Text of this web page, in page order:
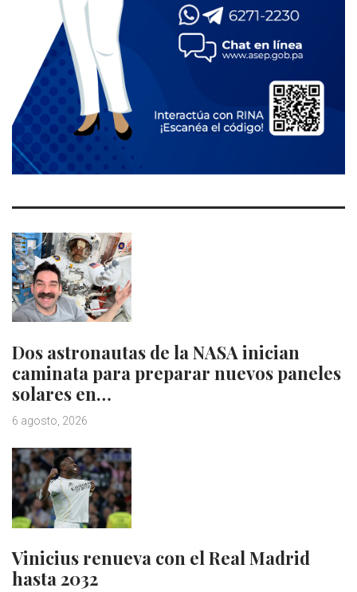
Dos astronautas de la NASA inician
caminata para preparar nuevos paneles
solares en…
6 agosto, 2026
Vinicius renueva con el Real Madrid
hasta 2032